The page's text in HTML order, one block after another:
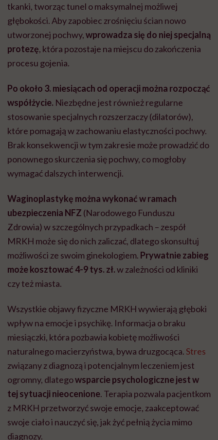
tkanki, tworząc tunel o maksymalnej możliwej
głębokości. Aby zapobiec zrośnięciu ścian nowo
utworzonej pochwy,wprowadza się do niej specjalną
protezę, która pozostaje na miejscu do zakończenia
procesu gojenia.
Po około 3. miesiącach od operacji można rozpocząć
współżycie. Niezbędne jest również regularne
stosowanie specjalnych rozszerzaczy (dilatorów),
które pomagają w zachowaniu elastyczności pochwy.
Brak konsekwencji w tym zakresie może prowadzić do
ponownego skurczenia się pochwy, co mogłoby
wymagać dalszych interwencji.
Waginoplastykę można wykonać w ramach
ubezpieczenia NFZ (Narodowego Funduszu
Zdrowia) w szczególnych przypadkach – zespół
MRKH może się do nich zaliczać, dlatego skonsultuj
możliwości ze swoim ginekologiem. Prywatnie zabieg
może kosztować 4-9 tys. zł.w zależności od kliniki
czy też miasta.
Wszystkie objawy fizyczne MRKH wywierają głęboki
wpływ na emocje i psychikę. Informacja o braku
miesiączki, która pozbawia kobietę możliwości
naturalnego macierzyństwa, bywa druzgocąca. Stres
związany z diagnozą i potencjalnym leczeniem jest
ogromny, dlategowsparcie psychologiczne jest w
tej sytuacji nieocenione. Terapia pozwala pacjentkom
z MRKH przetworzyć swoje emocje, zaakceptować
swoje ciało i nauczyć się, jak żyć pełnią życia mimo
diagnozy.